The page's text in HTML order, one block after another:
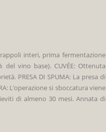
interi, prima fermentazione
vino base). CUVÉE: Ottenuta
PRESA DI SPUMA: La presa di
L’operazione si sboccatura viene
di almeno 30 mesi. Annata di